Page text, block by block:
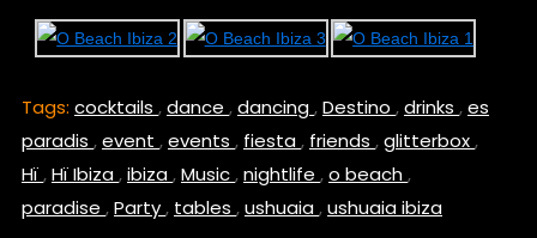
Tags: cocktails ,dance ,dancing,Destino ,drinks ,es
paradis ,event ,events , fiesta, friends ,glitterbox,
Hï,Hï Ibiza,ibiza,Music,nightlife ,o beach,
paradise ,Party, tables ,ushuaia,ushuaia ibiza